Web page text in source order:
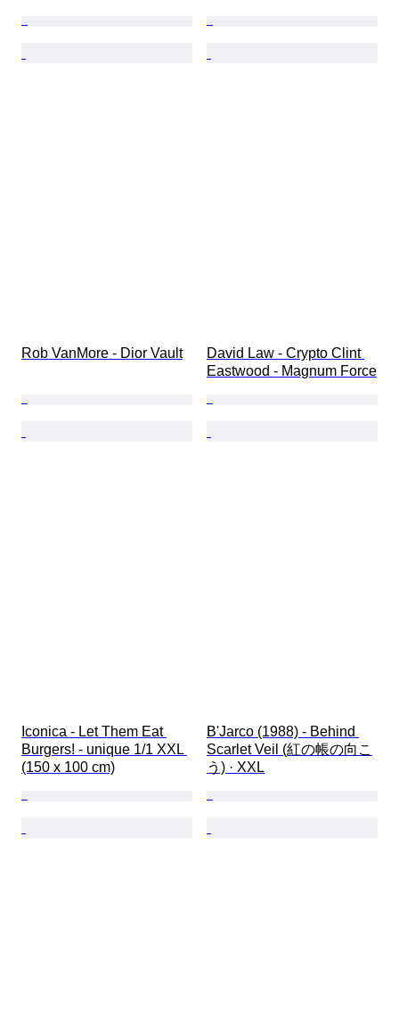
Rob VanMore - Dior Vault
David Law - Crypto Clint
Eastwood - Magnum Force
Iconica - Let Them Eat
Burgers! - unique 1/1 XXL
(150 x 100 cm)
B'Jarco (1988) - Behind
Scarlet Veil (紅の帳の向こ
う) · XXL